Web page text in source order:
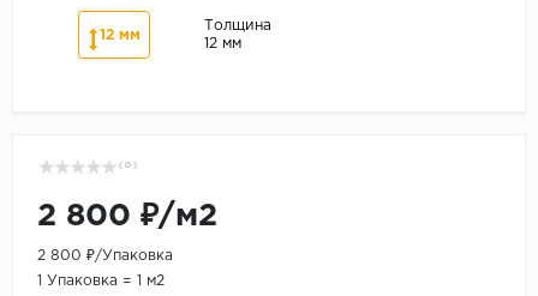
12 мм
Толщина
12 мм
( 0 )
2 800 ₽/м2
2 800 ₽/Упаковка
1 Упаковка = 1 м2